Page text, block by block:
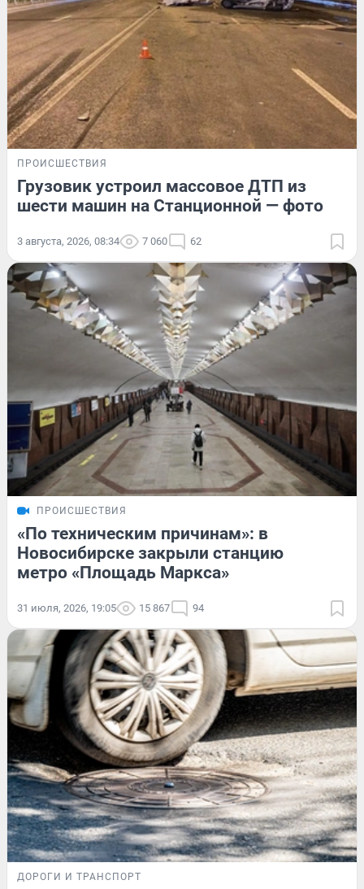
ПРОИСШЕСТВИЯ
Грузовик устроил массовое ДТП из
шести машин на Станционной — фото
3 августа, 2026, 08:34 7 060 62
ПРОИСШЕСТВИЯ
«По техническим причинам»: в
Новосибирске закрыли станцию
метро «Площадь Маркса»
31 июля, 2026, 19:05 15 867 94
ДОРОГИ И ТРАНСПОРТ